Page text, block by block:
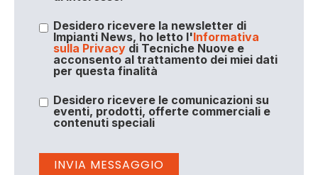
Desidero ricevere la newsletter di
Impianti News, ho letto l'Informativa
sulla Privacydi Tecniche Nuove e
acconsento al trattamento dei miei dati
per questa finalità
Desidero ricevere le comunicazioni su
eventi, prodotti, offerte commerciali e
contenuti speciali